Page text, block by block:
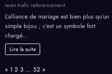
team trafic referencement
L’alliance de mariage est bien plus qu’un
simple bijou ; c’est un symbole fort
chargé…
Lire la suite
Page:
Previous
« 1 2 3 … 52 Next
»